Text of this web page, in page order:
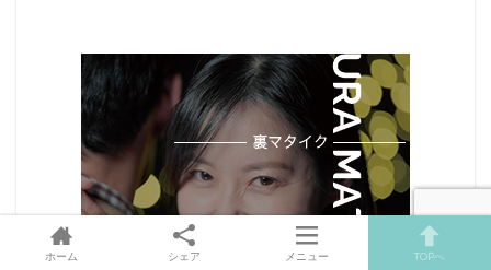
ホーム シェア メニュー TOPへ